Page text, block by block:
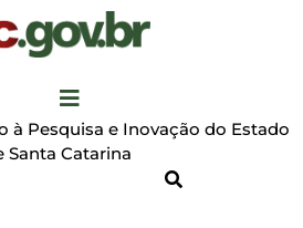
à Pesquisa e Inovação do Estado
Santa Catarina